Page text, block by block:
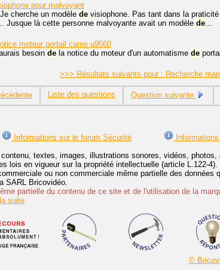
pour malvoyant
cherche un modèle de visiophone. Pas tant dans la praticité
Jusque là cette personne malvoyante avait un modèle de...
moteur portail came u9560
besoin de la notice du moteur d'un automatisme de
>>> Résultats suivants pour : Recherche
Liste des questions Question suivante
Informations sur le forum Sécurité
contenu, textes, images, illustrations sonores, vidéos,
lois en vigueur sur la propriété intellectuelle (article L.122-4).
ou non commerciale même partielle des
SARL Bricovidéo.
partielle du contenu de ce site et de l'utilisation de la
suite
©